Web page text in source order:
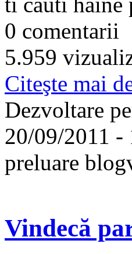
0 comentarii
5.959
Citeşte mai
Dezvoltare
20/09/2011 -
preluare
Vindecă